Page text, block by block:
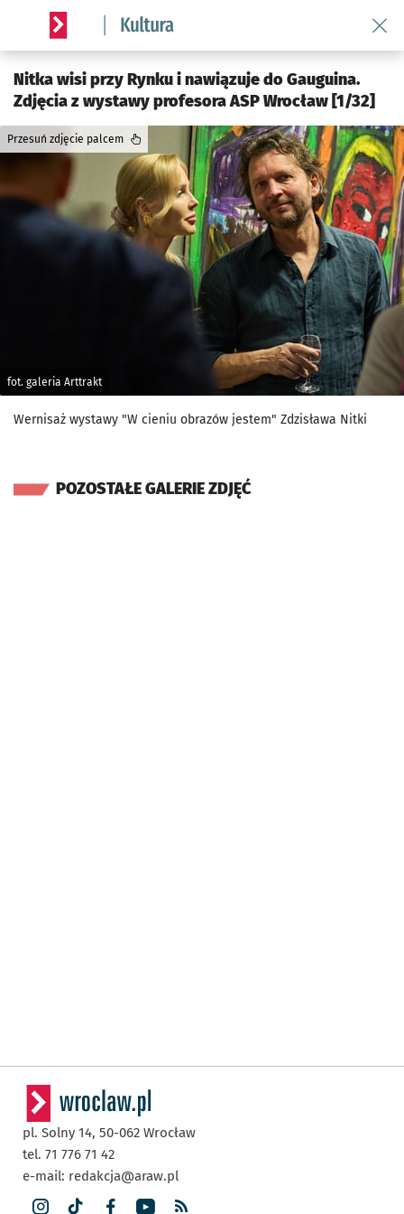
Serwis informacyjny wroclaw.pl podserwis: Kultura
Nitka wisi przy Rynku i nawiązuje do Gauguina.
Zdjęcia z wystawy profesora ASP Wrocław [1/32]
fot. galeria Arttrakt
Przesuń zdjęcie palcem
Wernisaż wystawy "W cieniu obrazów jestem" Zdzisława Nitki
POZOSTAŁE GALERIE ZDJĘĆ
pl. Solny 14, 50-062 Wrocław
tel. 71 776 71 42
e-mail: redakcja@araw.pl